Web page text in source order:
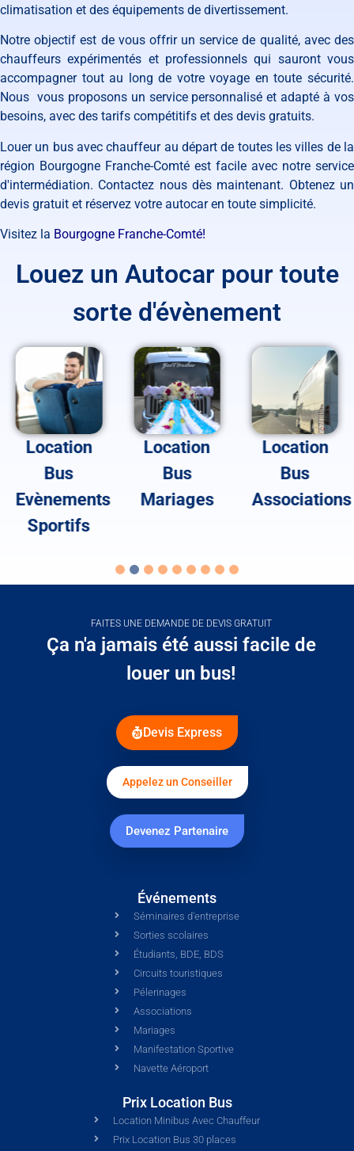
climatisation et des équipements de divertissement.
Notre objectif est de vous offrir un service de qualité, avec des
chauffeurs expérimentés et professionnels qui sauront vous
accompagner tout au long de votre voyage en toute sécurité.
Nous vous proposons un service personnalisé et adapté à vos
besoins, avec des tarifs compétitifs et des devis gratuits.
Louer un bus avec chauffeur au départ de toutes les villes de la
région Bourgogne Franche-Comté est facile avec notre service
d'intermédiation. Contactez nous dès maintenant. Obtenez un
devis gratuit et réservez votre autocar en toute simplicité.
Visitez la Bourgogne Franche-Comté!
Louez un Autocar pour toute
sorte d'évènement
Location
Bus
Evènements
Sportifs
Location
Bus
Mariages
Location
Bus
Associations
FAITES UNE DEMANDE DE DEVIS GRATUIT
Ça n'a jamais été aussi facile de
louer un bus!
Devis Express
Appelez un Conseiller
Devenez Partenaire
Événements
Séminaires d'entreprise
Sorties scolaires
Étudiants, BDE, BDS
Circuits touristiques
Pélerinages
Associations
Mariages
Manifestation Sportive
Navette Aéroport
Prix Location Bus
Location Minibus Avec Chauffeur
Prix Location Bus 30 places